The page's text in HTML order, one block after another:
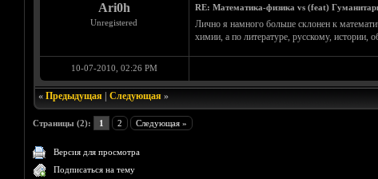
Ari0h
Unregistered
RE: Математика-физика vs (feat)
Лично я намного больше склонен к
химии, а по литературе, русскому, истории,
10-07-2010, 02:26 PM
« Предыдущая| Следующая»
Страницы (2): 1 2 Следующая »
Версия для просмотра
Подписаться на тему